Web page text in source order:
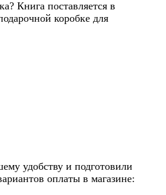
Книга поставляется в
коробке для
удобству и подготовили
оплаты в магазине: